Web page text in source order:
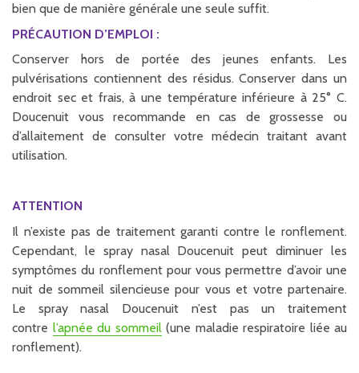
bien que de manière générale une seule suffit.
PRÉCAUTION D’EMPLOI :
Conserver hors de portée des jeunes enfants. Les
pulvérisations contiennent des résidus. Conserver dans un
endroit sec et frais, à une température inférieure à 25° C.
Doucenuit vous recommande en cas de grossesse ou
d’allaitement de consulter votre médecin traitant avant
utilisation.
ATTENTION
Il n’existe pas de traitement garanti contre le ronflement.
Cependant, le spray nasal Doucenuit peut diminuer les
symptômes du ronflement pour vous permettre d’avoir une
nuit de sommeil silencieuse pour vous et votre partenaire.
Le spray nasal Doucenuit n’est pas un traitement
contre l’apnée du sommeil(une maladie respiratoire liée au
ronflement).